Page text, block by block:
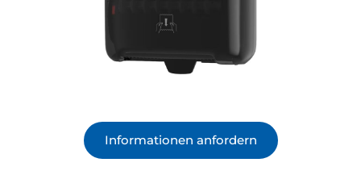
Informationen anfordern